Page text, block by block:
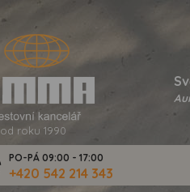
od roku 1990
PO-PÁ 09:00 - 17:00
+420 542 214 343